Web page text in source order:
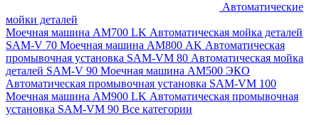
Автоматические
мойки деталей
Моечная машина AM700 LK Автоматическая мойка деталей
SAM-V 70 Моечная машина АМ800 AK Автоматическая
промывочная установка SAM-VM 80 Автоматическая мойка
деталей SAM-V 90 Моечная машина АМ500 ЭКО
Автоматическая промывочная установка SAM-VM 100
Моечная машина AM900 LK Автоматическая промывочная
установка SAM-VM 90 Все категории